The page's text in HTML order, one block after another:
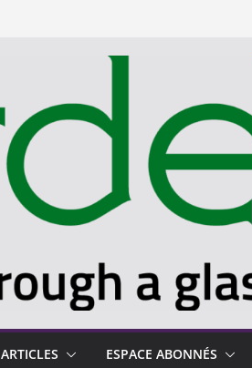
ARTICLES ESPACE ABONNÉS